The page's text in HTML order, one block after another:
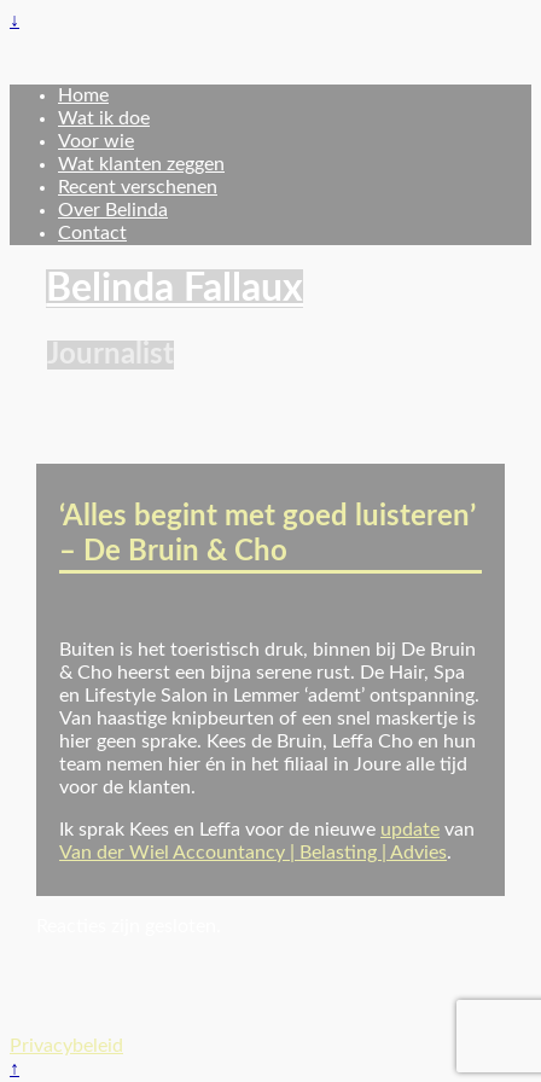
↓
Home
Wat ik doe
Voor wie
Wat klanten zeggen
Recent verschenen
Over Belinda
Contact
Belinda Fallaux
Journalist
‘Alles begint met goed luisteren’
– De Bruin & Cho
Buiten is het toeristisch druk, binnen bij De Bruin
& Cho heerst een bijna serene rust. De Hair, Spa
en Lifestyle Salon in Lemmer ‘ademt’ ontspanning.
Van haastige knipbeurten of een snel maskertje is
hier geen sprake. Kees de Bruin, Leffa Cho en hun
team nemen hier én in het filiaal in Joure alle tijd
voor de klanten.
Ik sprak Kees en Leffa voor de nieuwe update van
Van der Wiel Accountancy | Belasting | Advies.
Privacybeleid
↑